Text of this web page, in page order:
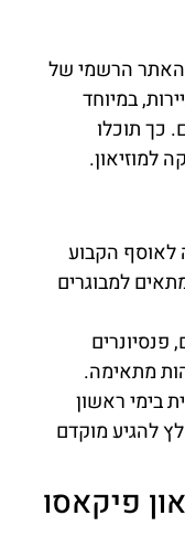
האתר הרשמי של
במיוחד
כך תוכלו
למוזיאון.
לאוסף הקבוע
למבוגרים
פנסיונרים
מתאימה.
בימי ראשון
מומלץ להגיע מוקדם
פיקאסו